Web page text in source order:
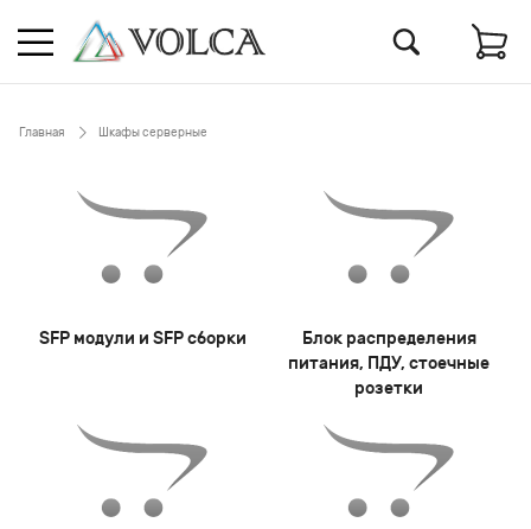
Главная Шкафы серверные
SFP модули и SFP сборки
Блок распределения
питания, ПДУ, стоечные
розетки